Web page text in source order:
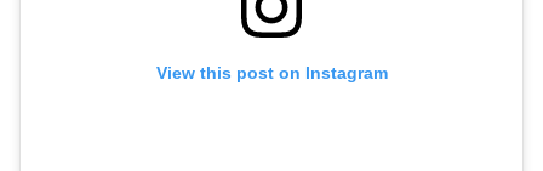
View this post on Instagram